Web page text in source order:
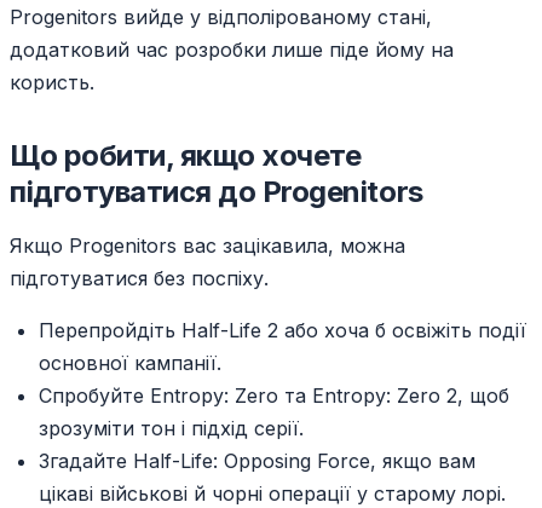
Progenitors вийде у відполірованому стані,
додатковий час розробки лише піде йому на
користь.
Що робити, якщо хочете
підготуватися до Progenitors
Якщо Progenitors вас зацікавила, можна
підготуватися без поспіху.
Перепройдіть Half-Life 2 або хоча б освіжіть події
основної кампанії.
Спробуйте Entropy: Zero та Entropy: Zero 2, щоб
зрозуміти тон і підхід серії.
Згадайте Half-Life: Opposing Force, якщо вам
цікаві військові й чорні операції у старому лорі.